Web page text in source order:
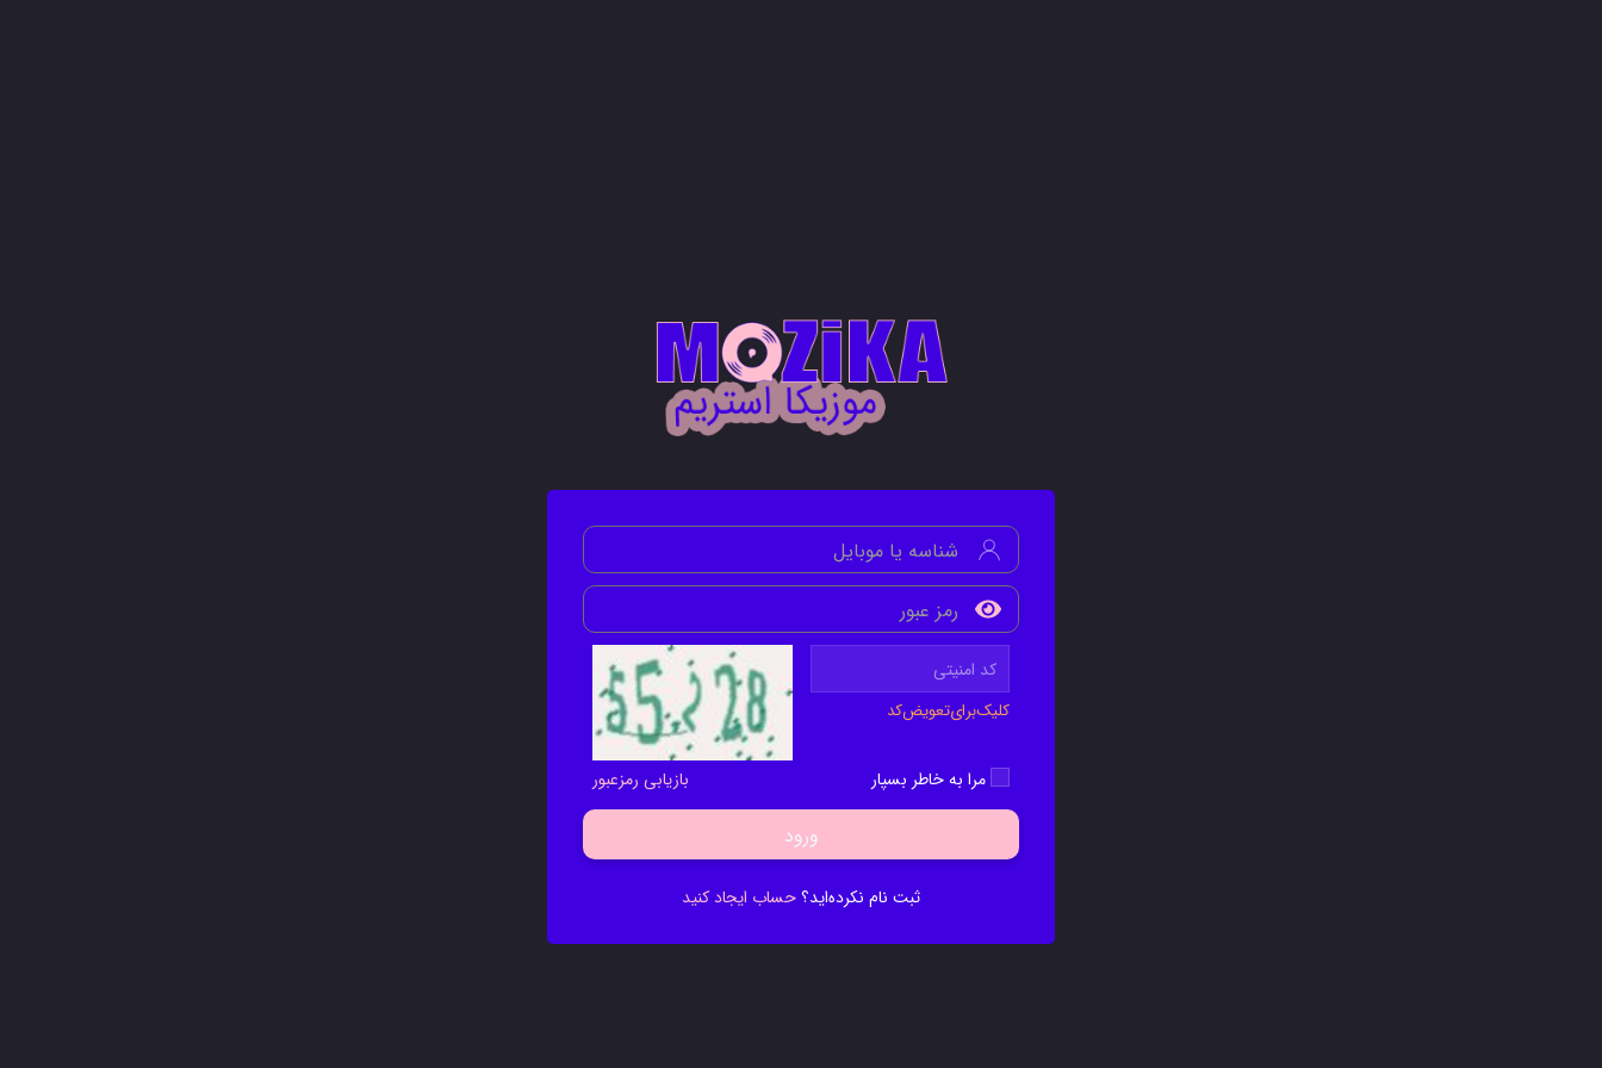
کلیک‌برای‌تعویض‌کد
مرا به خاطر بسپار بازیابی رمزعبور
ورود
ثبت نام نکرده‌اید؟ حساب ایجاد کنید